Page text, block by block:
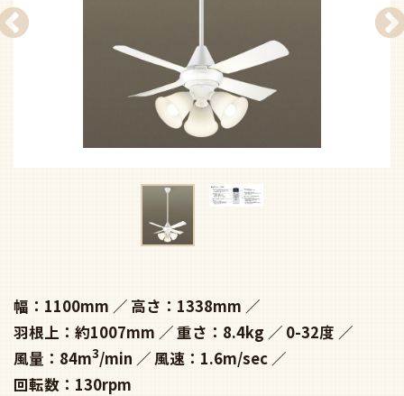
幅：1100mm
高さ：1338mm
羽根上：約1007mm
重さ：8.4kg
0-32度
風量：84m3/min
風速：1.6m/sec
回転数：130rpm